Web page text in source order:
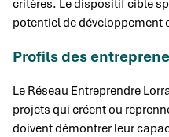
critères. Le dispositif cible
potentiel de développement
Profils des
Le Réseau Entreprendre
projets qui créent ou
doivent démontrer leur